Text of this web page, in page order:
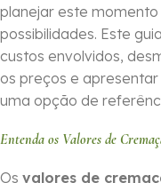
planejar este
possibilidades. Este
custos envolvidos,
os preços e
uma opção de
Entenda os Valores de
Os valores de